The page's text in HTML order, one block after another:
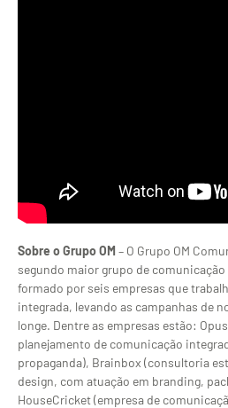
Sobre o Grupo OM– O Grupo OM
segundo maior grupo de
formado por seis empresas que
integrada, levando as campanhas de
longe. Dentre as empresas estão:
planejamento de comunicação
propaganda), Brainbox (consultoria
design, com atuação em branding,
HouseCricket (empresa de